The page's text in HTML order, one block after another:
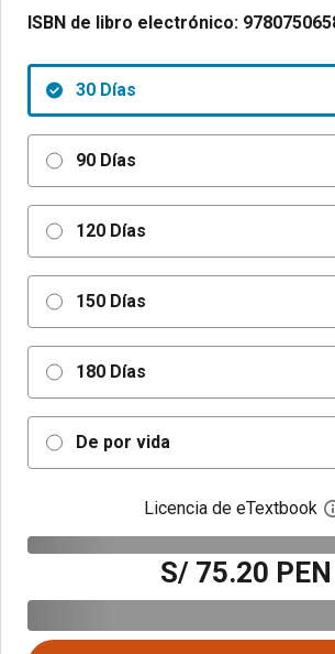
ISBN de libro electrónico:
30 Días
90 Días
120 Días
150 Días
180 Días
De por vida
Licencia de eTextbook
S/ 75.20 PEN